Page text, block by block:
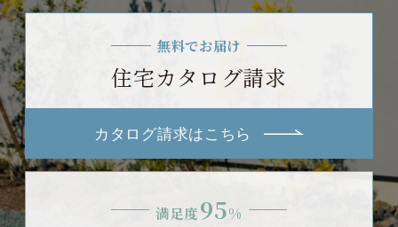
無料でお届け
住宅カタログ請求
カタログ請求はこちら
満足度95%